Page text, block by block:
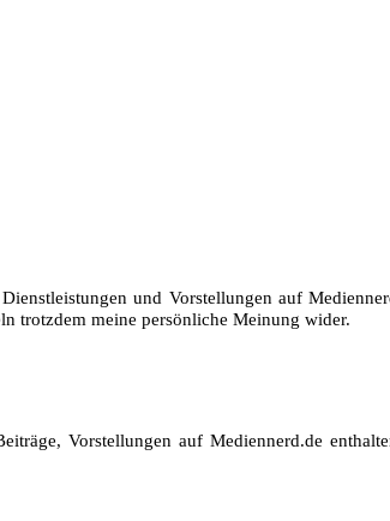
und Vorstellungen auf
trotzdem meine persönliche Meinung wider.
Vorstellungen auf Mediennerd.de